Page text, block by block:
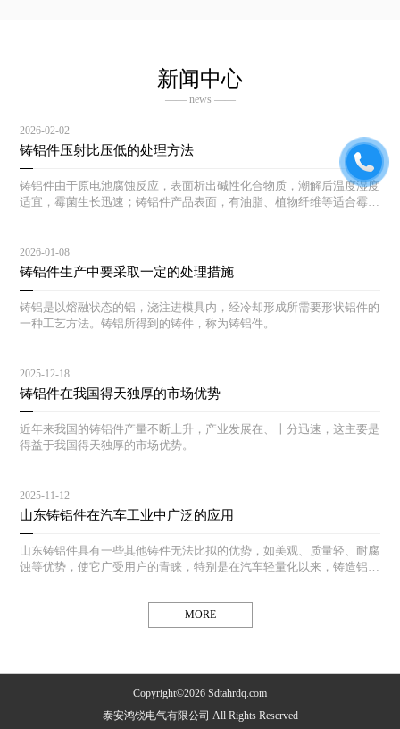
新闻中心
—— news ——
2026-02-02
铸铝件压射比压低的处理方法
铸铝件由于原电池腐蚀反应，表面析出碱性化合物质，潮解后温度湿度
适宜，霉菌生长迅速；铸铝件产品表面，有油脂、植物纤维等适合霉菌
2026-01-08
铸铝件生产中要采取一定的处理措施
铸铝是以熔融状态的铝，浇注进模具内，经冷却形成所需要形状铝件的
一种工艺方法。铸铝所得到的铸件，称为铸铝件。
2025-12-18
铸铝件在我国得天独厚的市场优势
近年来我国的铸铝件产量不断上升，产业发展在、十分迅速，这主要是
得益于我国得天独厚的市场优势。
2025-11-12
山东铸铝件在汽车工业中广泛的应用
山东铸铝件具有一些其他铸件无法比拟的优势，如美观、质量轻、耐腐
蚀等优势，使它广受用户的青睐，特别是在汽车轻量化以来，铸造铝合
MORE
Copyright©2026 Sdtahrdq.com
泰安鸿锐电气有限公司 All Rights Reserved